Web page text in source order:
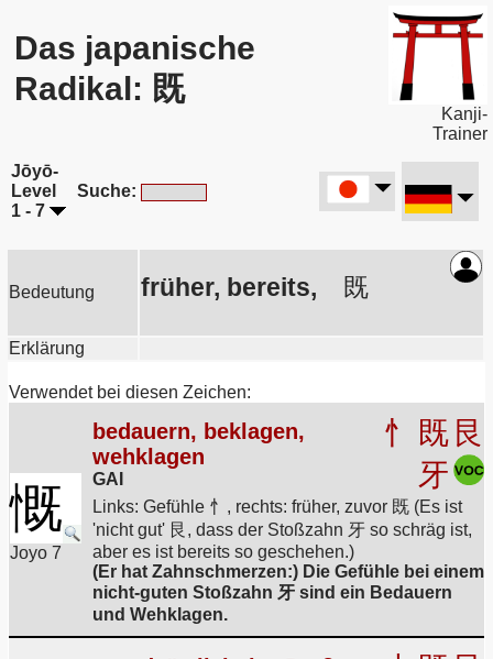
Das japanische
Radikal: 既
Kanji-
Trainer
Jōyō-
Level
1 - 7
Suche:
Bedeutung früher, bereits, 既
Erklärung
Verwendet bei diesen Zeichen:
慨
Joyo 7
bedauern, beklagen,
wehklagen
GAI
忄 既 艮
牙
Links: Gefühle 忄, rechts: früher, zuvor 既 (Es ist
'nicht gut' 艮, dass der Stoßzahn 牙 so schräg ist,
aber es ist bereits so geschehen.)
(Er hat Zahnschmerzen:) Die Gefühle bei einem
nicht-guten Stoßzahn 牙 sind ein Bedauern
und Wehklagen.